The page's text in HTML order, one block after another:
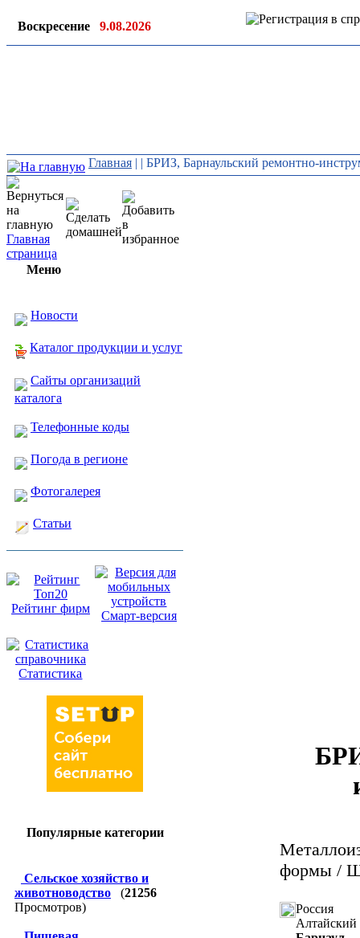
Воскресение 9.08.2026
Главная | | БРИЗ, Барнаульский ремонтно-
Главная
страница
Меню
Новости
Каталог продукции и услуг
Сайты организаций
каталога
Телефонные коды
Погода в регионе
Фотогалерея
Статьи
Рейтинг фирм
Смарт-версия
Статистика
Популярные категории
Сельское хозяйство и
животноводство
(21256
Просмотров)
формы /
Россия
Алтайский